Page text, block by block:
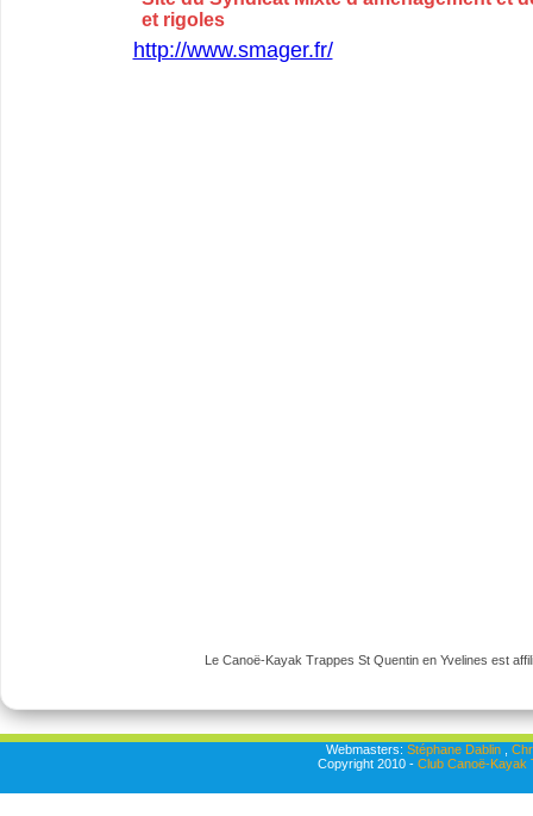
et rigoles
http://www.smager.fr/
Le Canoë-Kayak Trappes St Quentin en Yvelines est
Webmasters: Stéphane Dablin,
Copyright 2010 - Club Canoë-Kayak